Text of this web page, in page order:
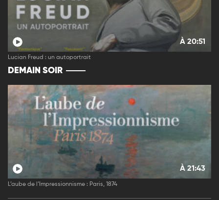
À 20:51
Lucian Freud : un autoportrait
DEMAIN SOIR
À 21:43
L’aube de l’Impressionnisme : Paris, 1874